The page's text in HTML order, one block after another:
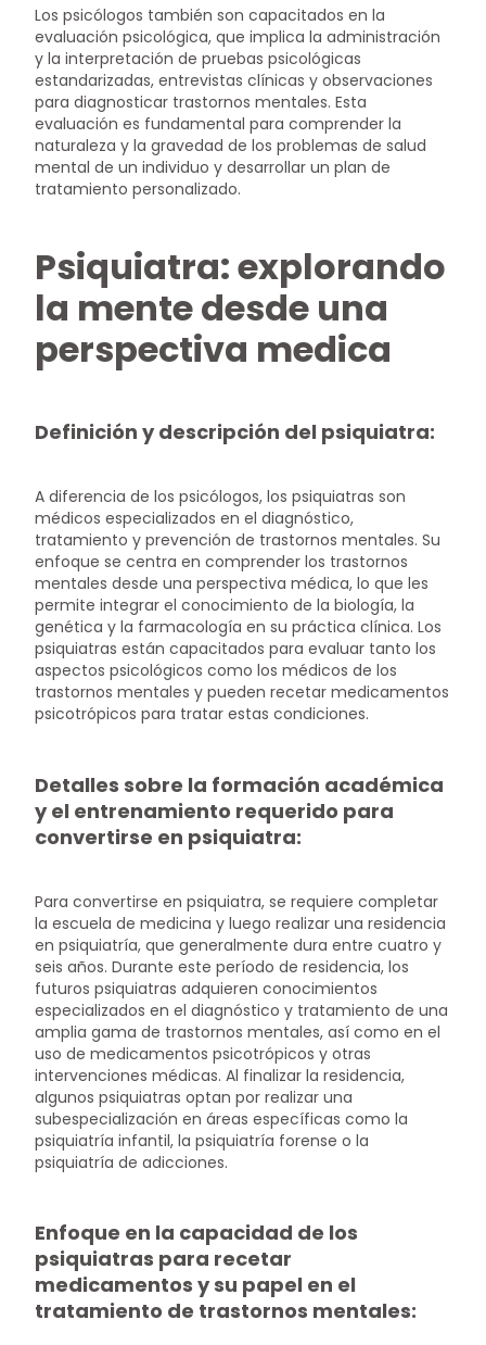
Los psicólogos también son capacitados en la
evaluación psicológica, que implica la administración
y la interpretación de pruebas psicológicas
estandarizadas, entrevistas clínicas y observaciones
para diagnosticar trastornos mentales. Esta
evaluación es fundamental para comprender la
naturaleza y la gravedad de los problemas de salud
mental de un individuo y desarrollar un plan de
tratamiento personalizado.
Psiquiatra: explorando
la mente desde una
perspectiva medica
Definición y descripción del psiquiatra:
A diferencia de los psicólogos, los psiquiatras son
médicos especializados en el diagnóstico,
tratamiento y prevención de trastornos mentales. Su
enfoque se centra en comprender los trastornos
mentales desde una perspectiva médica, lo que les
permite integrar el conocimiento de la biología, la
genética y la farmacología en su práctica clínica. Los
psiquiatras están capacitados para evaluar tanto los
aspectos psicológicos como los médicos de los
trastornos mentales y pueden recetar medicamentos
psicotrópicos para tratar estas condiciones.
Detalles sobre la formación académica
y el entrenamiento requerido para
convertirse en psiquiatra:
Para convertirse en psiquiatra, se requiere completar
la escuela de medicina y luego realizar una residencia
en psiquiatría, que generalmente dura entre cuatro y
seis años. Durante este período de residencia, los
futuros psiquiatras adquieren conocimientos
especializados en el diagnóstico y tratamiento de una
amplia gama de trastornos mentales, así como en el
uso de medicamentos psicotrópicos y otras
intervenciones médicas. Al finalizar la residencia,
algunos psiquiatras optan por realizar una
subespecialización en áreas específicas como la
psiquiatría infantil, la psiquiatría forense o la
psiquiatría de adicciones.
Enfoque en la capacidad de los
psiquiatras para recetar
medicamentos y su papel en el
tratamiento de trastornos mentales: